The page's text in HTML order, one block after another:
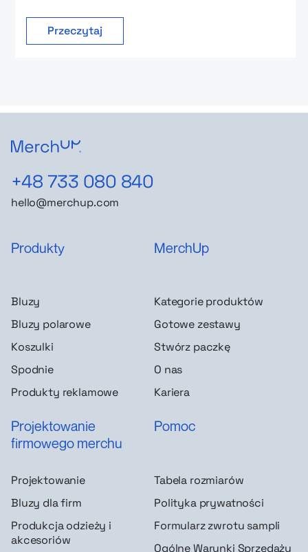
Przeczytaj
+48 733 080 840
hello@merchup.com
Produkty
Bluzy
Bluzy polarowe
Koszulki
Spodnie
Produkty reklamowe
MerchUp
Kategorie produktów
Gotowe zestawy
Stwórz paczkę
O nas
Kariera
Projektowanie
firmowego merchu
Projektowanie
Bluzy dla firm
Produkcja odzieży i
akcesoriów
Pomoc
Tabela rozmiarów
Polityka prywatności
Formularz zwrotu sampli
Ogólne Warunki Sprzedaży